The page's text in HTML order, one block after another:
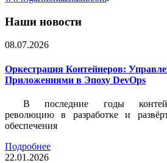
Наши новости
08.07.2026
Оркестрация Контейнеров:
Приложениями в Эпоху DevOps
В последние годы
революцию в разработке и
обеспечения
Подробнее
22.01.2026